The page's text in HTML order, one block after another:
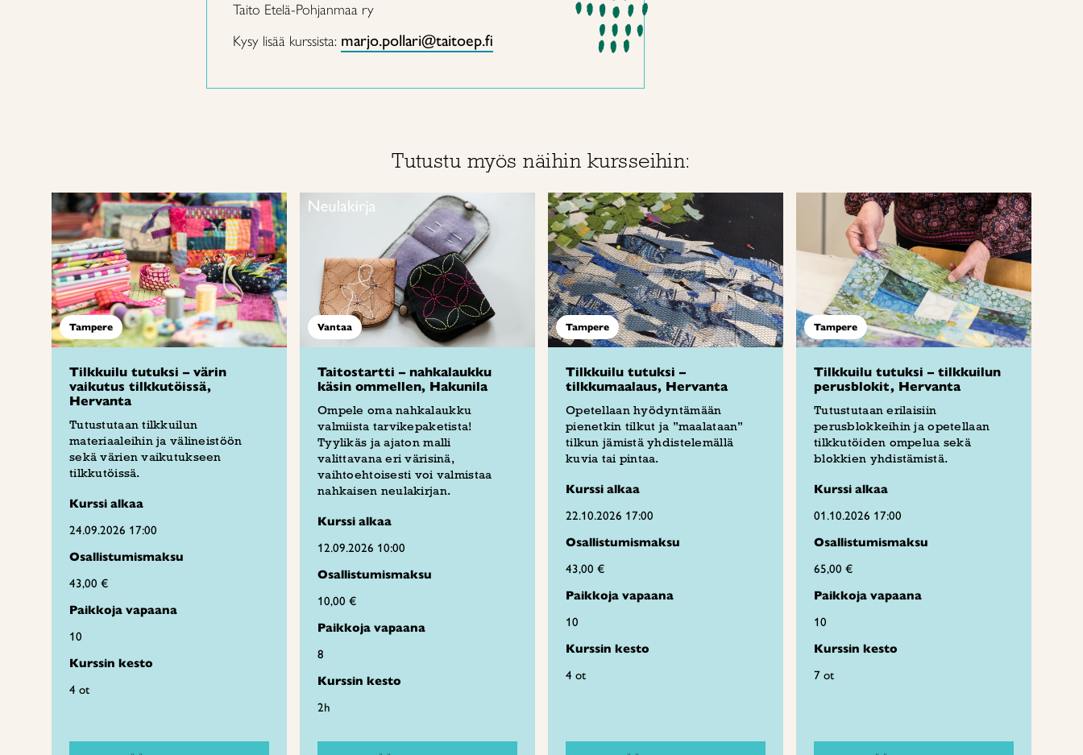
Taito Etelä-Pohjanmaa ry
Kysy lisää kurssista: marjo.pollari@taitoep.fi
Tutustu myös näihin kursseihin:
Tampere
Tilkkuilu tutuksi – värin
vaikutus tilkkutöissä,
Hervanta
Tutustutaan tilkkuilun
materiaaleihin ja välineistöön
sekä värien vaikutukseen
tilkkutöissä.
Kurssi alkaa
24.09.2026 17:00
Osallistumismaksu
43,00 €
Paikkoja vapaana
10
Kurssin kesto
4 ot
Vantaa
Taitostartti – nahkalaukku
käsin ommellen, Hakunila
Ompele oma nahkalaukku
valmiista tarvikepaketista!
Tyylikäs ja ajaton malli
valittavana eri värisinä,
vaihtoehtoisesti voi valmistaa
nahkaisen neulakirjan.
Kurssi alkaa
12.09.2026 10:00
Osallistumismaksu
10,00 €
Paikkoja vapaana
8
Kurssin kesto
2h
Tampere
Tilkkuilu tutuksi –
tilkkumaalaus, Hervanta
Opetellaan hyödyntämään
pienetkin tilkut ja ”maalataan”
tilkun jämistä yhdistelemällä
kuvia tai pintaa.
Kurssi alkaa
22.10.2026 17:00
Osallistumismaksu
43,00 €
Paikkoja vapaana
10
Kurssin kesto
4 ot
Tampere
Tilkkuilu tutuksi – tilkkuilun
perusblokit, Hervanta
Tutustutaan erilaisiin
perusblokkeihin ja opetellaan
tilkkutöiden ompelua sekä
blokkien yhdistämistä.
Kurssi alkaa
01.10.2026 17:00
Osallistumismaksu
65,00 €
Paikkoja vapaana
10
Kurssin kesto
7 ot